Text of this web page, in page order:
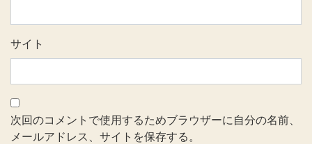
サイト
次回のコメントで使用するためブラウザーに自分の名前、
メールアドレス、サイトを保存する。